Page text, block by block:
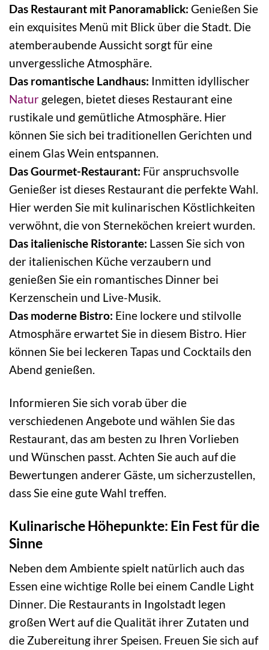
Das Restaurant mit Panoramablick: Genießen Sie
ein exquisites Menü mit Blick über die Stadt. Die
atemberaubende Aussicht sorgt für eine
unvergessliche Atmosphäre.
Das romantische Landhaus: Inmitten idyllischer
Natur gelegen, bietet dieses Restaurant eine
rustikale und gemütliche Atmosphäre. Hier
können Sie sich bei traditionellen Gerichten und
einem Glas Wein entspannen.
Das Gourmet-Restaurant: Für anspruchsvolle
Genießer ist dieses Restaurant die perfekte Wahl.
Hier werden Sie mit kulinarischen Köstlichkeiten
verwöhnt, die von Sterneköchen kreiert wurden.
Das italienische Ristorante: Lassen Sie sich von
der italienischen Küche verzaubern und
genießen Sie ein romantisches Dinner bei
Kerzenschein und Live-Musik.
Das moderne Bistro: Eine lockere und stilvolle
Atmosphäre erwartet Sie in diesem Bistro. Hier
können Sie bei leckeren Tapas und Cocktails den
Abend genießen.
Informieren Sie sich vorab über die
verschiedenen Angebote und wählen Sie das
Restaurant, das am besten zu Ihren Vorlieben
und Wünschen passt. Achten Sie auch auf die
Bewertungen anderer Gäste, um sicherzustellen,
dass Sie eine gute Wahl treffen.
Kulinarische Höhepunkte: Ein Fest für die
Sinne
Neben dem Ambiente spielt natürlich auch das
Essen eine wichtige Rolle bei einem Candle Light
Dinner. Die Restaurants in Ingolstadt legen
großen Wert auf die Qualität ihrer Zutaten und
die Zubereitung ihrer Speisen. Freuen Sie sich auf